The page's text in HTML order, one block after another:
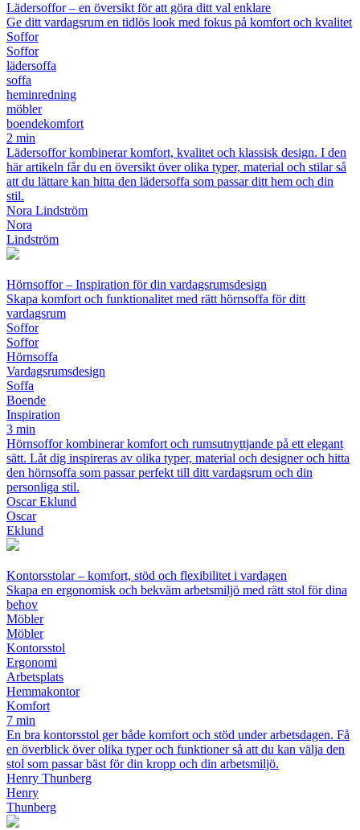
Lädersoffor – en översikt för att göra ditt val enklare
Ge ditt vardagsrum en tidlös look med fokus på komfort och kvalitet
Soffor
Soffor
lädersoffa
soffa
heminredning
möbler
boendekomfort
2 min
Lädersoffor kombinerar komfort, kvalitet och klassisk design. I den
här artikeln får du en översikt över olika typer, material och stilar så
att du lättare kan hitta den lädersoffa som passar ditt hem och din
stil.
Nora Lindström
Nora
Lindström
Hörnsoffor – Inspiration för din vardagsrumsdesign
Skapa komfort och funktionalitet med rätt hörnsoffa för ditt
vardagsrum
Soffor
Soffor
Hörnsoffa
Vardagsrumsdesign
Soffa
Boende
Inspiration
3 min
Hörnsoffor kombinerar komfort och rumsutnyttjande på ett elegant
sätt. Låt dig inspireras av olika typer, material och designer och hitta
den hörnsoffa som passar perfekt till ditt vardagsrum och din
personliga stil.
Oscar Eklund
Oscar
Eklund
Kontorsstolar – komfort, stöd och flexibilitet i vardagen
Skapa en ergonomisk och bekväm arbetsmiljö med rätt stol för dina
behov
Möbler
Möbler
Kontorsstol
Ergonomi
Arbetsplats
Hemmakontor
Komfort
7 min
En bra kontorsstol ger både komfort och stöd under arbetsdagen. Få
en överblick över olika typer och funktioner så att du kan välja den
stol som passar bäst för din kropp och din arbetsmiljö.
Henry Thunberg
Henry
Thunberg